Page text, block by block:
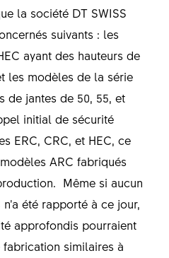
la société DT SWISS
suivants : les
ayant des hauteurs de
les modèles de la série
de jantes de 50, 55, et
initial de sécurité
ERC, CRC, et HEC, ce
ARC fabriqués
Même si aucun
été rapporté à ce jour,
approfondis pourraient
similaires à